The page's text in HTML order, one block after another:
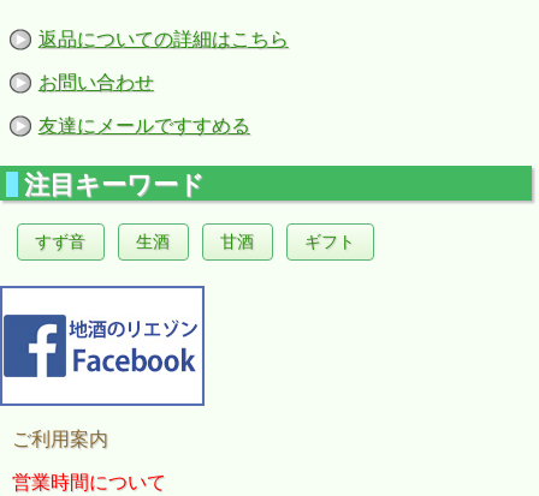
な味わいと「超辛口」のドライなのど越しが特徴の生酒です。
してきれいな味わいを求め、扁平精米を採用しました。
いつもの純米吟醸とはひと味違う一層すっきりとした口当たりは、食中酒
にピッタリの仕上がりです。シリーズ唯一の生酒をお楽しみください。
返品についての詳細はこちら
お問い合わせ
友達にメールですすめる
注目キーワード
すず音 生酒 甘酒 ギフト
ご利用案内
営業時間について